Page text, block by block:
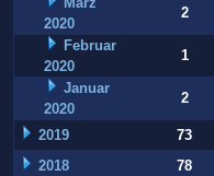
2020
2
Februar
2020
1
Januar
2020
2
2019 73
2018
78